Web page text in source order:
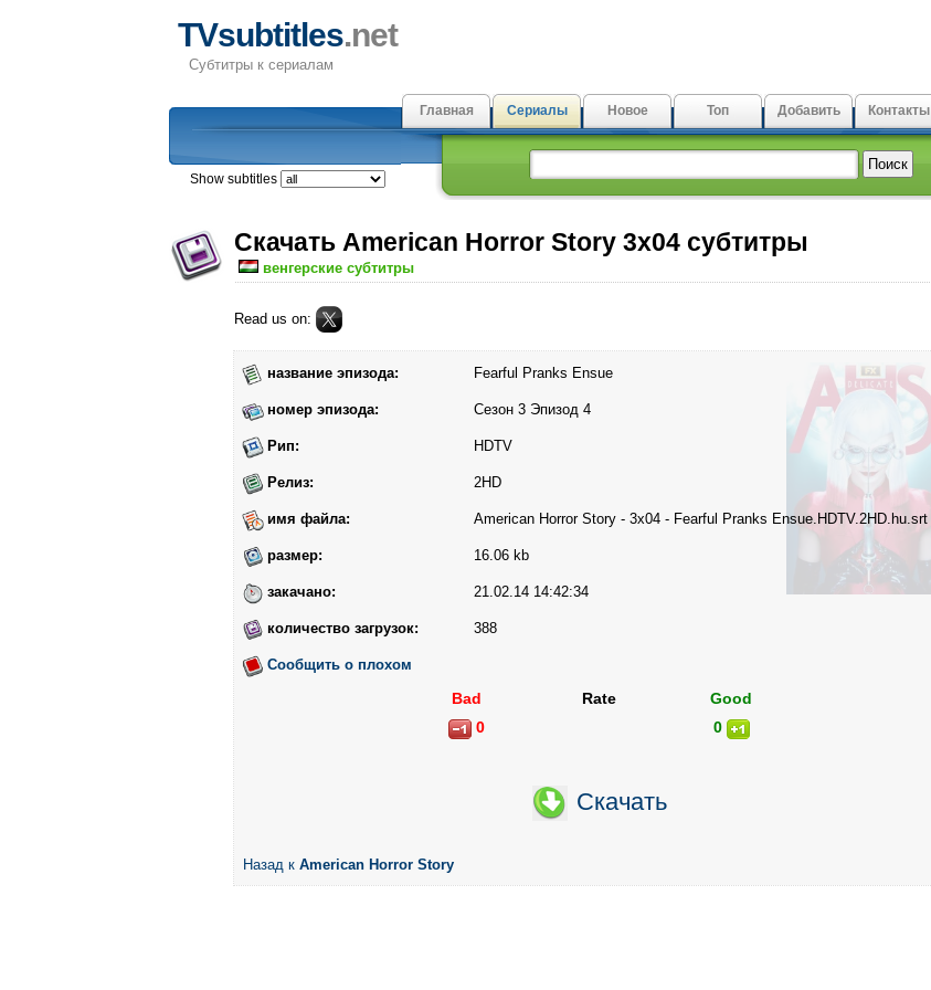
TVsubtitles.net
Субтитры к сериалам
Главная Сериалы Новое Топ Добавить Контакты
Show subtitles
Скачать American Horror Story 3x04 субтитры
венгерские субтитры
Read us on:
название эпизода: Fearful Pranks Ensue
номер эпизода: Сезон 3 Эпизод 4
Рип: HDTV
Релиз: 2HD
имя файла: American Horror Story - 3x04 - Fearful Pranks Ensue.HDTV.2HD.hu.srt
размер: 16.06 kb
закачано: 21.02.14 14:42:34
количество загрузок: 388
Сообщить о плохом
Bad Rate
Good
0
0
Скачать
Назад к American Horror Story